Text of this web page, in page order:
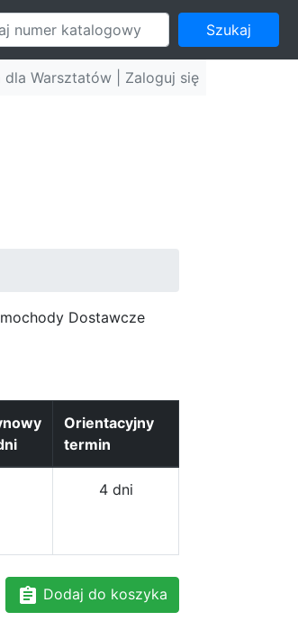
Szukaj
dla Warsztatów | Zaloguj się
Dostawcze
Orientacyjny
termin
4 dni
Dodaj do koszyka